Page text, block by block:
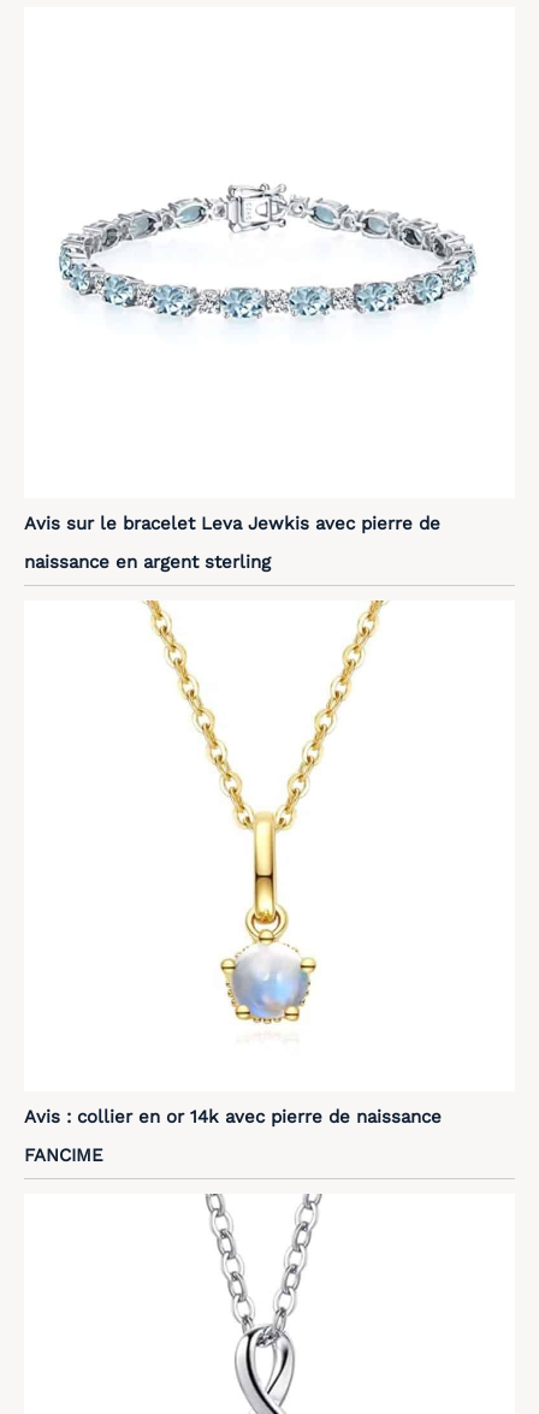
Avis sur le bracelet Leva Jewkis avec pierre de
naissance en argent sterling
Avis : collier en or 14k avec pierre de naissance
FANCIME